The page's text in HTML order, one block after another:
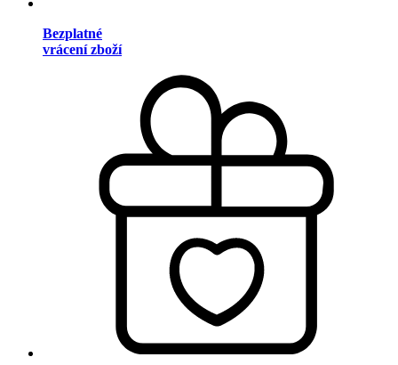
Bezplatné
vrácení zboží